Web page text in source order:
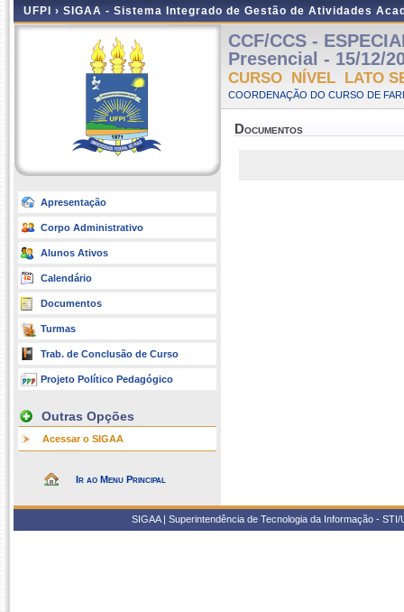
UFPI › SIGAA - Sistema Integrado de Gestão de Atividades
Apresentação
Corpo Administrativo
Alunos Ativos
Calendário
Documentos
Turmas
Trab. de Conclusão de Curso
Projeto Político Pedagógico
Outras Opções
Acessar o SIGAA
Ir ao Menu Principal
CCF/CCS -
Presencial - 15/12/
CURSO NÍVEL LATO
COORDENAÇÃO DO CURSO DE
Documentos
SIGAA | Superintendência de Tecnologia da Informação -